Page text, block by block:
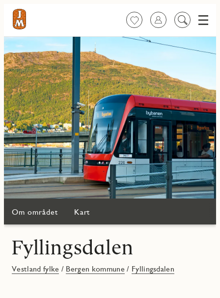
FavoritterLogg inn
Søk
Meny
Om området Kart
Fyllingsdalen
Vestland fylke / Bergen kommune / Fyllingsdalen